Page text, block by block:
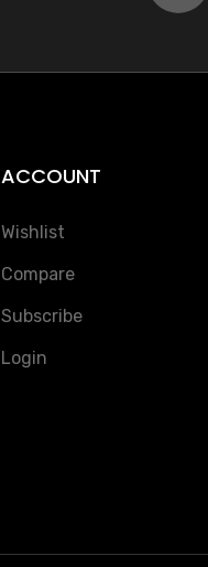
ACCOUNT
Wishlist
Compare
Subscribe
Login